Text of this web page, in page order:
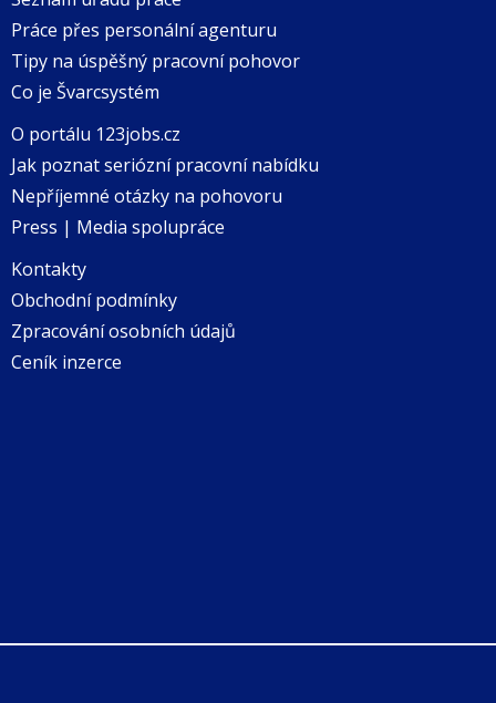
Práce přes personální agenturu
Tipy na úspěšný pracovní pohovor
Co je Švarcsystém
O portálu 123jobs.cz
Jak poznat seriózní pracovní nabídku
Nepříjemné otázky na pohovoru
Press | Media spolupráce
Kontakty
Obchodní podmínky
Zpracování osobních údajů
Ceník inzerce